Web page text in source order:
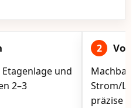
und
2–3
2
Strom/
präzise